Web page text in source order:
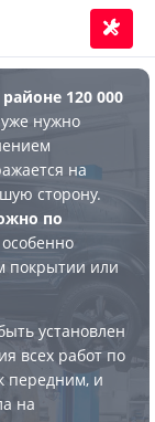
120 000
нужно
на
сторону.
по
покрытии или
установлен
всех работ по
передним, и
на